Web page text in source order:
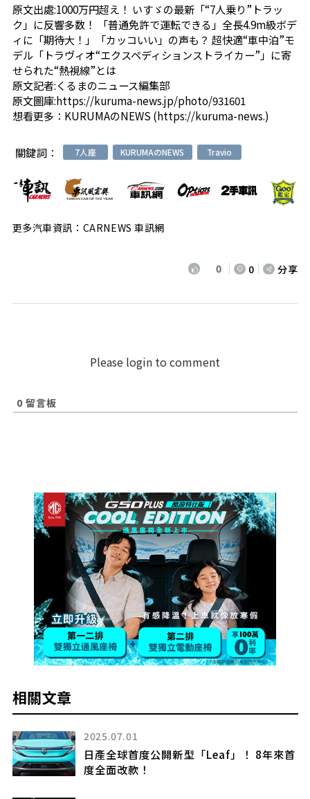
原文出處:1000万円超え！ いすゞの最新「“7人乗り”トラッ
ク」に反響多数！ 「普通免許で運転できる」全長4.9m級ボデ
ィに「期待大！」「カッコいい」の声も？ 超快適“車中泊”モ
デル「トラヴィオ“エクスペディションストライカー”」に寄
せられた“熱視線”とは
原文記者:くるまのニュース編集部
原文圖庫:https://kuruma-news.jp/photo/931601
想看更多： KURUMAのNEWS (https://kuruma-news.)
關鍵詞： 7人座 KURUMAのNEWS Travio
更多汽車資訊：CARNEWS 車訊網
0 0 分享
Please login to comment
0 留言板
相關文章
2025.07.01
日產全球首度公開新型「Leaf」！ 8年來首
度全面改款！